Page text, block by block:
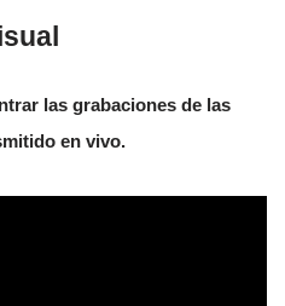
las grabaciones de las
en vivo.